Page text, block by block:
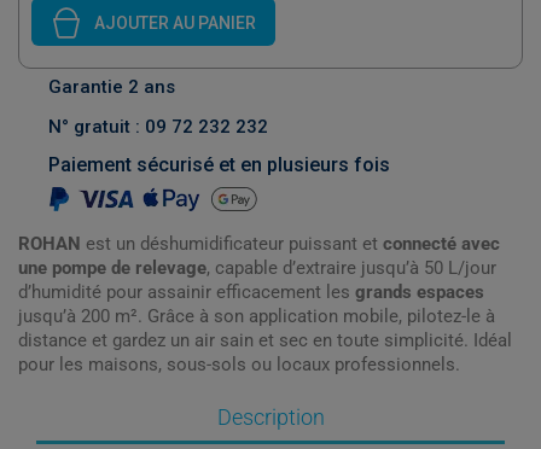
AJOUTER AU PANIER
Garantie 2 ans
N° gratuit : 09 72 232 232
Paiement sécurisé et en plusieurs fois
ROHAN est un déshumidificateur puissant et connecté avec
une pompe de relevage, capable d’extraire jusqu’à 50 L/jour
d’humidité pour assainir efficacement les grands espaces
jusqu’à 200 m². Grâce à son application mobile, pilotez-le à
distance et gardez un air sain et sec en toute simplicité. Idéal
pour les maisons, sous-sols ou locaux professionnels.
Description